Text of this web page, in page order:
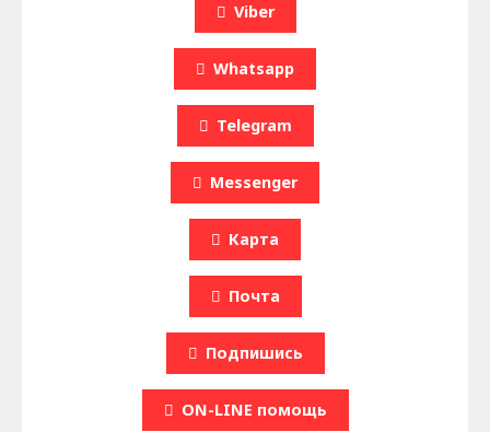
Viber
Whatsapp
Telegram
Messenger
Карта
Почта
Подпишись
ON-LINE помощь